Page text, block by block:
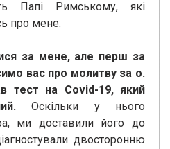
Папі Римському, які
про мене.
за мене, але перш за
вас про молитву за о.
тест на Covid-19, який
Оскільки у нього
ми доставили його до
двосторонню